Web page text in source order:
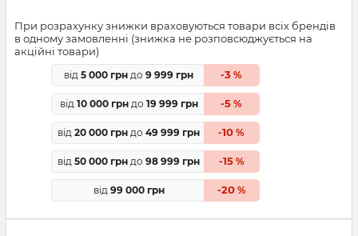
При розрахунку знижки враховуються товари всіх брендів
в одному замовленні (знижка не розповсюджується на
акційні товари)
від 5 000 грн до 9 999 грн -3 %
від 10 000 грндо 19 999 грн -5 %
від 20 000 грн до 49 999 грн -10 %
від 50 000 грн до 98 999 грн -15%
від 99 000 грн -20%